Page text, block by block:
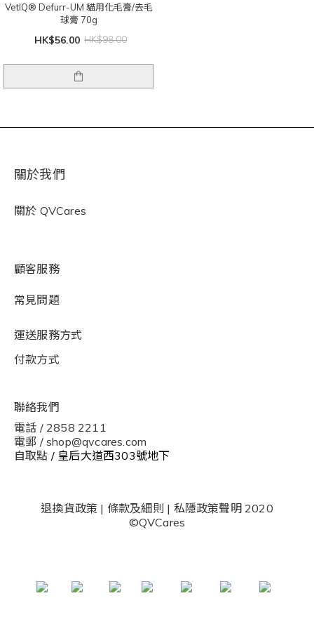
VetIQ® Defurr-UM 貓用化毛膏/去毛
球膏 70g
HK$56.00 HK$98.00
關於我們
關於 QVCares
顧客服務
常見問題
運送服務方式
付款方式
聯絡我們
電話 / 2858 2211
電郵 / shop@qvcares.com
自取點 / 皇后大道西303號地下
退換貨政策 | 條款及細則 | 私隱政策聲明2020
©QVCares